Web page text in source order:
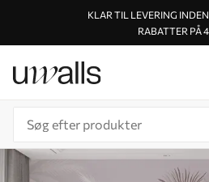
KLAR TIL LEVERING
RABATTER PÅ